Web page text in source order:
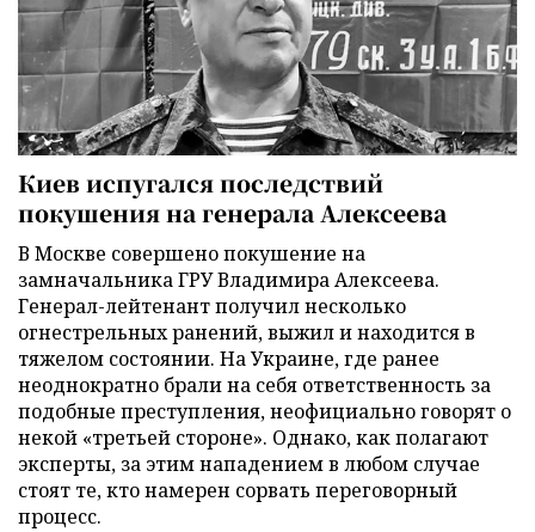
Киев испугался последствий
покушения на генерала Алексеева
В Москве совершено покушение на
замначальника ГРУ Владимира Алексеева.
Генерал-лейтенант получил несколько
огнестрельных ранений, выжил и находится в
тяжелом состоянии. На Украине, где ранее
неоднократно брали на себя ответственность за
подобные преступления, неофициально говорят о
некой «третьей стороне». Однако, как полагают
эксперты, за этим нападением в любом случае
стоят те, кто намерен сорвать переговорный
процесс.